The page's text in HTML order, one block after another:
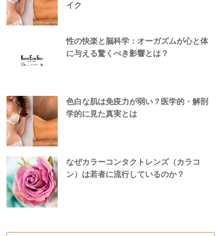
イク
性の快楽と脳科学：オーガズムが心と体
に与える驚くべき影響とは？
色白な肌は免疫力が弱い？医学的・解剖
学的に見た真実とは
なぜカラーコンタクトレンズ（カラコ
ン）は若者に流行しているのか？